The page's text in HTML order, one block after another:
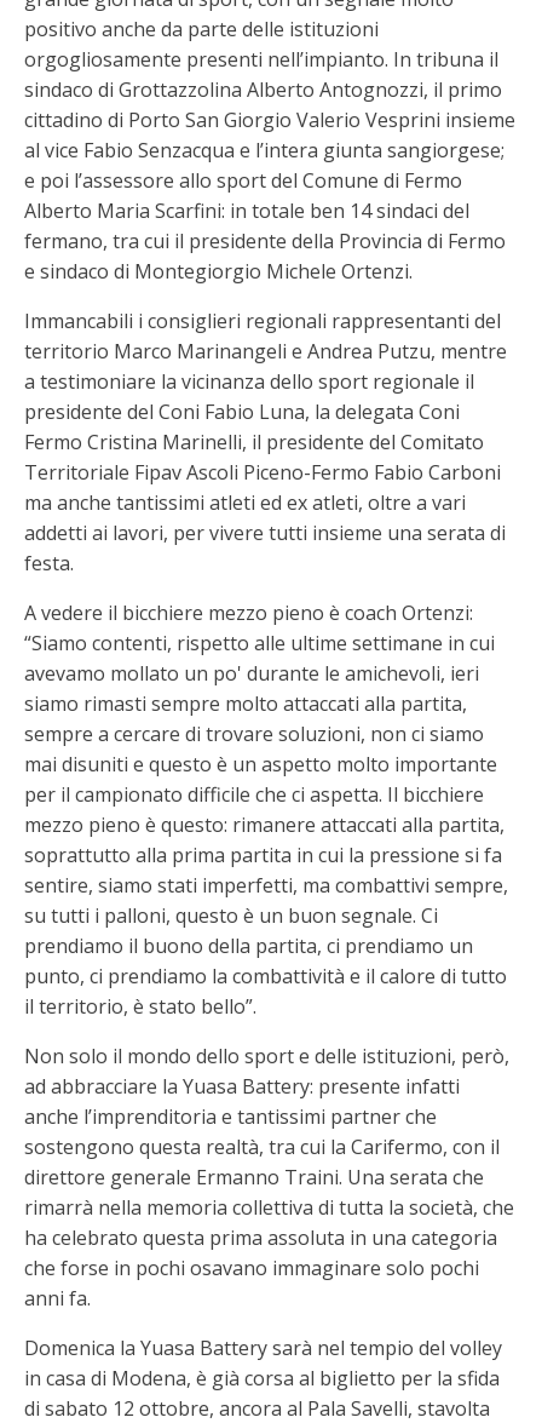
positivo anche da parte delle istituzioni
orgogliosamente presenti nell’impianto. In tribuna il
sindaco di Grottazzolina Alberto Antognozzi, il primo
cittadino di Porto San Giorgio Valerio Vesprini insieme
al vice Fabio Senzacqua e l’intera giunta sangiorgese;
e poi l’assessore allo sport del Comune di Fermo
Alberto Maria Scarfini: in totale ben 14 sindaci del
fermano, tra cui il presidente della Provincia di Fermo
e sindaco di Montegiorgio Michele Ortenzi.
Immancabili i consiglieri regionali rappresentanti del
territorio Marco Marinangeli e Andrea Putzu, mentre
a testimoniare la vicinanza dello sport regionale il
presidente del Coni Fabio Luna, la delegata Coni
Fermo Cristina Marinelli, il presidente del Comitato
Territoriale Fipav Ascoli Piceno-Fermo Fabio Carboni
ma anche tantissimi atleti ed ex atleti, oltre a vari
addetti ai lavori, per vivere tutti insieme una serata di
festa.
A vedere il bicchiere mezzo pieno è coach Ortenzi:
“Siamo contenti, rispetto alle ultime settimane in cui
avevamo mollato un po' durante le amichevoli, ieri
siamo rimasti sempre molto attaccati alla partita,
sempre a cercare di trovare soluzioni, non ci siamo
mai disuniti e questo è un aspetto molto importante
per il campionato difficile che ci aspetta. Il bicchiere
mezzo pieno è questo: rimanere attaccati alla partita,
soprattutto alla prima partita in cui la pressione si fa
sentire, siamo stati imperfetti, ma combattivi sempre,
su tutti i palloni, questo è un buon segnale. Ci
prendiamo il buono della partita, ci prendiamo un
punto, ci prendiamo la combattività e il calore di tutto
il territorio, è stato bello”.
Non solo il mondo dello sport e delle istituzioni, però,
ad abbracciare la Yuasa Battery: presente infatti
anche l’imprenditoria e tantissimi partner che
sostengono questa realtà, tra cui la Carifermo, con il
direttore generale Ermanno Traini. Una serata che
rimarrà nella memoria collettiva di tutta la società, che
ha celebrato questa prima assoluta in una categoria
che forse in pochi osavano immaginare solo pochi
anni fa.
Domenica la Yuasa Battery sarà nel tempio del volley
in casa di Modena, è già corsa al biglietto per la sfida
di sabato 12 ottobre, ancora al Pala Savelli, stavolta